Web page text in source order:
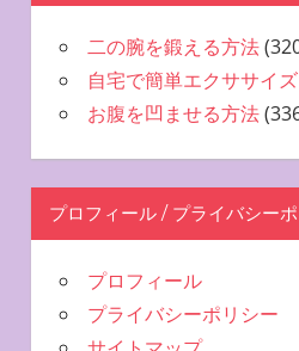
二の腕を鍛える方法
自宅で簡単エクササイズ
お腹を凹ませる方法
プロフィール / プライバシー
プロフィール
プライバシーポリシー